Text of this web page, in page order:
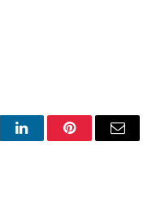
LinkedInPinterestEmail